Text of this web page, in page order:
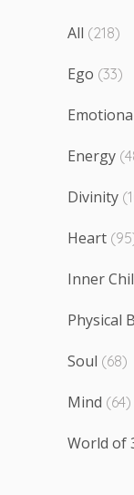
All (218)
Ego (33)
Energy
Divinity
Heart
Inner
Physical
Soul (68)
Mind (64)
World of